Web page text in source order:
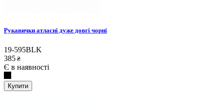
Рукавички атласні дуже довгі чорні
19-595BLK
385 ₴
Є в наявності
Купити